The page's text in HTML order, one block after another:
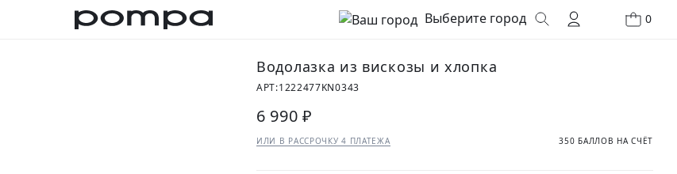
Выберите город 0
Водолазка из вискозы и хлопка
АРТ:1222477KN0343
6 990 ₽
ИЛИ В РАССРОЧКУ 4 ПЛАТЕЖА 350 БАЛЛОВ НА СЧЁТ